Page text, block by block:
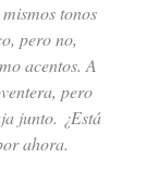
tonos
pero no,
acentos. A
pero
junto. ¿Está
ahora.